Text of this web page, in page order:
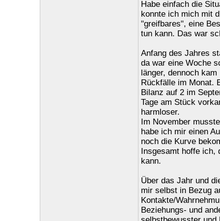
Habe einfach die
konnte ich mich mit
"greifbares", eine
tun kann. Das war
Anfang des Jahres
da war eine Woche
länger, dennoch
Rückfälle im Monat.
Bilanz auf 2 im
Tage am Stück
harmloser.
Im November
habe ich mir einen
noch die Kurve
Insgesamt hoffe ich,
kann.
Über das Jahr und
mir selbst in Bezug
Kontakte/
Beziehungs- und